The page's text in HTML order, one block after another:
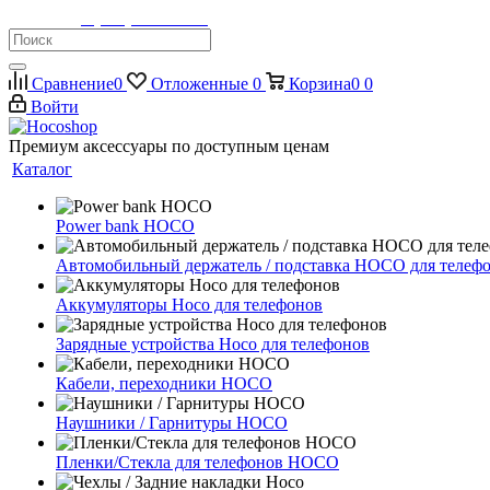
Сравнение0 Отложенные 0 Корзина0 0
Войти
Премиум аксессуары по доступным ценам
Каталог
Power bank HOCO
Автомобильный держатель / подставка HOCO для
Аккумуляторы Hoco для телефонов
Зарядные устройства Hoco для телефонов
Кабели, переходники HOCO
Наушники / Гарнитуры HOCO
Пленки/Стекла для телефонов HOCO